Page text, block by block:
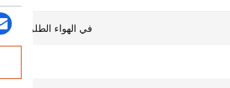
في الهواء الطلق ،